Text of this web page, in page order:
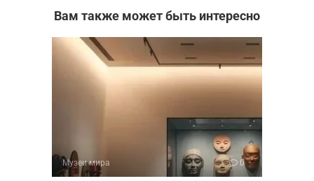
Вам также может быть интересно
Музеи мира 0